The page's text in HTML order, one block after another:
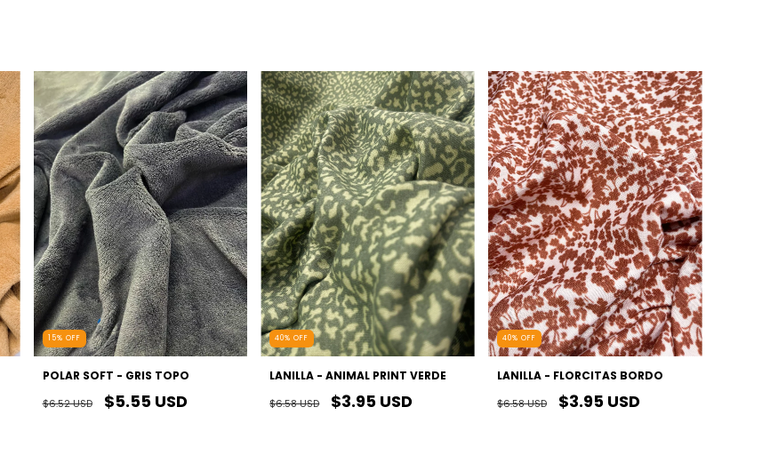
15% OFF
POLAR SOFT - GRIS TOPO
$6.52 USD $5.55 USD
40%OFF
LANILLA - ANIMAL PRINT VERDE
$6.58 USD $3.95 USD
40%OFF
LANILLA - FLORCITAS BORDO
$6.58 USD $3.95 USD